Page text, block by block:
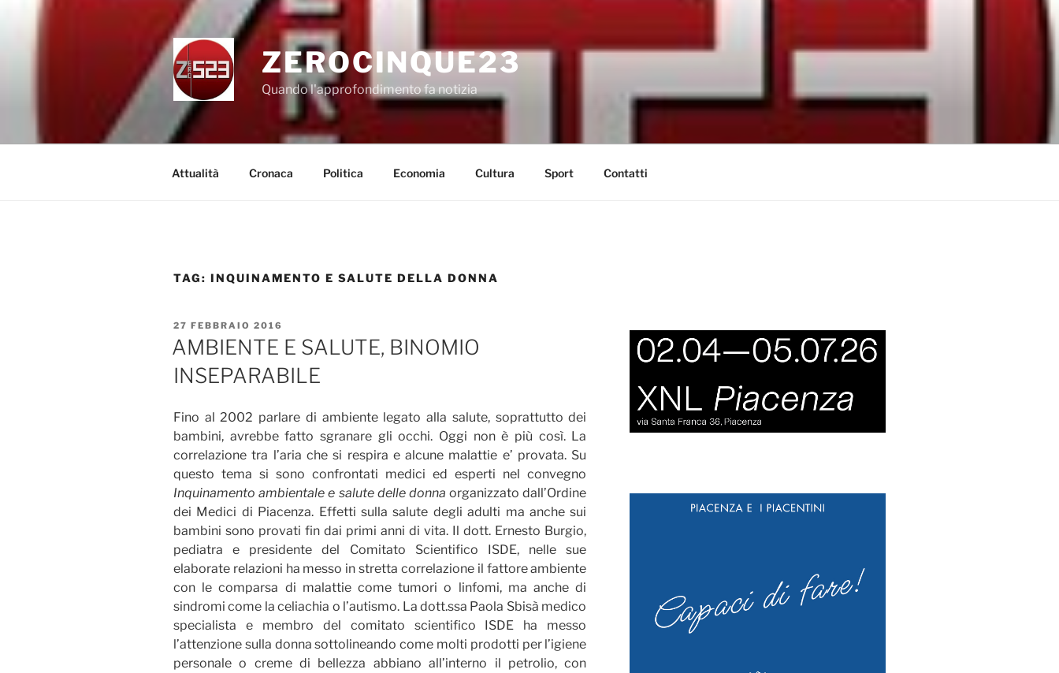
ZEROCINQUE23
Quando l'approfondimento fa notizia
Attualità Cronaca Politica Economia Cultura Sport Contatti
TAG: INQUINAMENTO E SALUTE DELLA DONNA
PUBBLICATO
IL
27 FEBBRAIO 2016
AMBIENTE E SALUTE, BINOMIO
INSEPARABILE
Fino al 2002 parlare di ambiente legato alla salute, soprattutto dei
bambini, avrebbe fatto sgranare gli occhi. Oggi non è più così. La
correlazione tra l’aria che si respira e alcune malattie e’ provata. Su
questo tema si sono confrontati medici ed esperti nel convegno
Inquinamento ambientale e salute delle donna organizzato dall’Ordine
dei Medici di Piacenza. Effetti sulla salute degli adulti ma anche sui
bambini sono provati fin dai primi anni di vita. Il dott. Ernesto Burgio,
pediatra e presidente del Comitato Scientifico ISDE, nelle sue
elaborate relazioni ha messo in stretta correlazione il fattore ambiente
con le comparsa di malattie come tumori o linfomi, ma anche di
sindromi come la celiachia o l’autismo. La dott.ssa Paola Sbisà medico
specialista e membro del comitato scientifico ISDE ha messo
l’attenzione sulla donna sottolineando come molti prodotti per l’igiene
personale o creme di bellezza abbiano all’interno il petrolio, con